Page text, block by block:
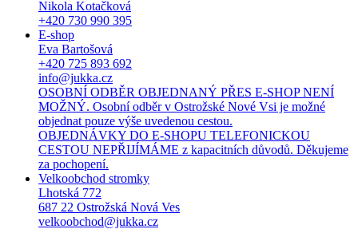
Nikola Kotačková
+420 730 990 395
E-shop
Eva Bartošová
+420 725 893 692
info@jukka.cz
OSOBNÍ ODBĚR OBJEDNANÝ PŘES E-SHOP NENÍ
MOŽNÝ. Osobní odběr v Ostrožské Nové Vsi je možné
objednat pouze výše uvedenou cestou.
OBJEDNÁVKY DO E-SHOPU TELEFONICKOU
CESTOU NEPŘIJÍMÁME z kapacitních důvodů. Děkujeme
za pochopení.
Velkoobchod stromky
Lhotská 772
687 22 Ostrožská Nová Ves
velkoobchod@jukka.cz